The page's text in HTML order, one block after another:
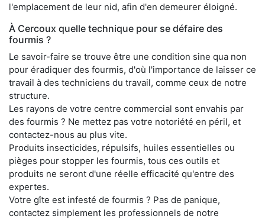
l'emplacement de leur nid, afin d'en demeurer éloigné.
À Cercoux quelle technique pour se défaire des
fourmis ?
Le savoir-faire se trouve être une condition sine qua non
pour éradiquer des fourmis, d'où l'importance de laisser ce
travail à des techniciens du travail, comme ceux de notre
structure.
Les rayons de votre centre commercial sont envahis par
des fourmis ? Ne mettez pas votre notoriété en péril, et
contactez-nous au plus vite.
Produits insecticides, répulsifs, huiles essentielles ou
pièges pour stopper les fourmis, tous ces outils et
produits ne seront d'une réelle efficacité qu'entre des
expertes.
Votre gîte est infesté de fourmis ? Pas de panique,
contactez simplement les professionnels de notre